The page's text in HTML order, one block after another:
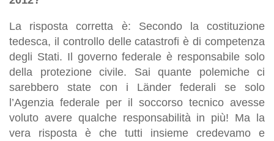
La risposta corretta è: Secondo la costituzione
tedesca, il controllo delle catastrofi è di competenza
degli Stati. Il governo federale è responsabile solo
della protezione civile. Sai quante polemiche ci
sarebbero state con i Länder federali se solo
l’Agenzia federale per il soccorso tecnico avesse
voluto avere qualche responsabilità in più! Ma la
vera risposta è che tutti insieme credevamo e